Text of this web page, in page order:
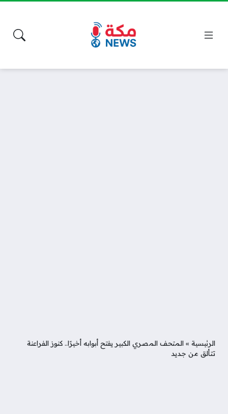
الرئيسية » المتحف المصري الكبير يفتح أبوابه أخيرًا.. كنوز الفراعنة
تتألق من جديد